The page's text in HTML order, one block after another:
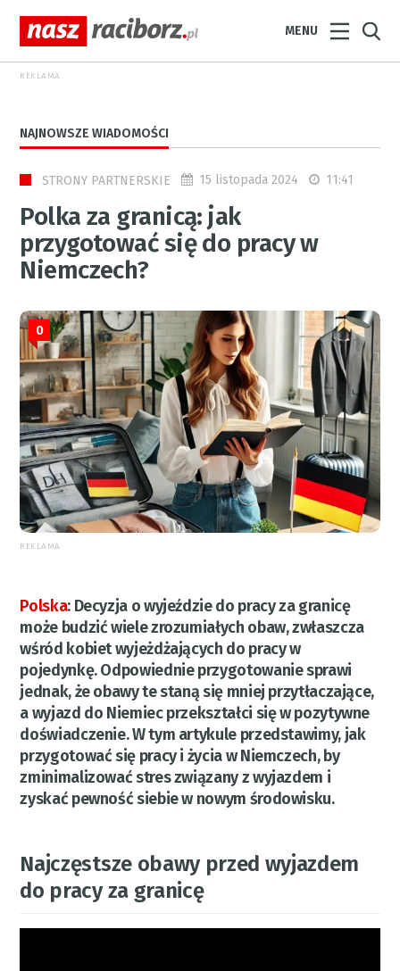
MENU
REKLAMA
NAJNOWSZE WIADOMOŚCI
STRONY PARTNERSKIE 15 listopada 2024 11:41
Polka za granicą: jak
przygotować się do pracy w
Niemczech?
0
REKLAMA
Polska: Decyzja o wyjeździe do pracy za granicę
może budzić wiele zrozumiałych obaw, zwłaszcza
wśród kobiet wyjeżdżających do pracy w
pojedynkę. Odpowiednie przygotowanie sprawi
jednak, że obawy te staną się mniej przytłaczające,
a wyjazd do Niemiec przekształci się w pozytywne
doświadczenie. W tym artykule przedstawimy, jak
przygotować się pracy i życia w Niemczech, by
zminimalizować stres związany z wyjazdem i
zyskać pewność siebie w nowym środowisku.
Najczęstsze obawy przed wyjazdem
do pracy za granicę